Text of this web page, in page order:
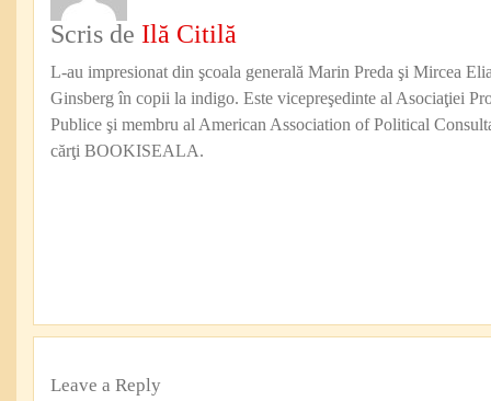
Scris de Ilă Citilă
L-au impresionat din şcoala generală Marin Preda şi Mircea
Ginsberg în copii la indigo. Este vicepreşedinte al Asociaţiei
Publice şi membru al American Association of Political
cărţi BOOKISEALA.
Leave a Reply